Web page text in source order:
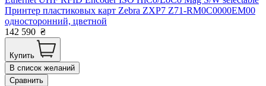
Принтер пластиковых карт Zebra ZXP7 Z71-RM0C0000EM00
односторонний, цветной
142 590 ₴
Купить
В список желаний
Сравнить